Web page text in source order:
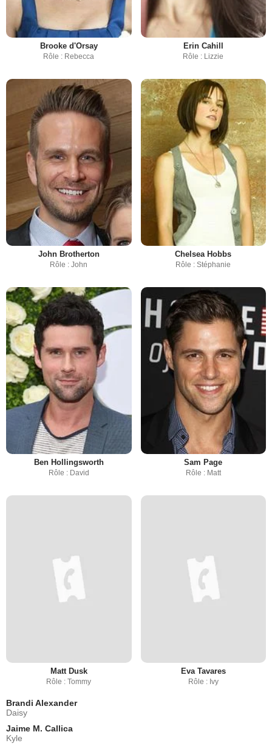
Brooke d'Orsay
Rôle : Rebecca
Erin Cahill
Rôle : Lizzie
John Brotherton
Rôle : John
Chelsea Hobbs
Rôle : Stéphanie
Ben Hollingsworth
Rôle : David
Sam Page
Rôle : Matt
Matt Dusk
Rôle : Tommy
Eva Tavares
Rôle : Ivy
Brandi Alexander
Daisy
Jaime M. Callica
Kyle